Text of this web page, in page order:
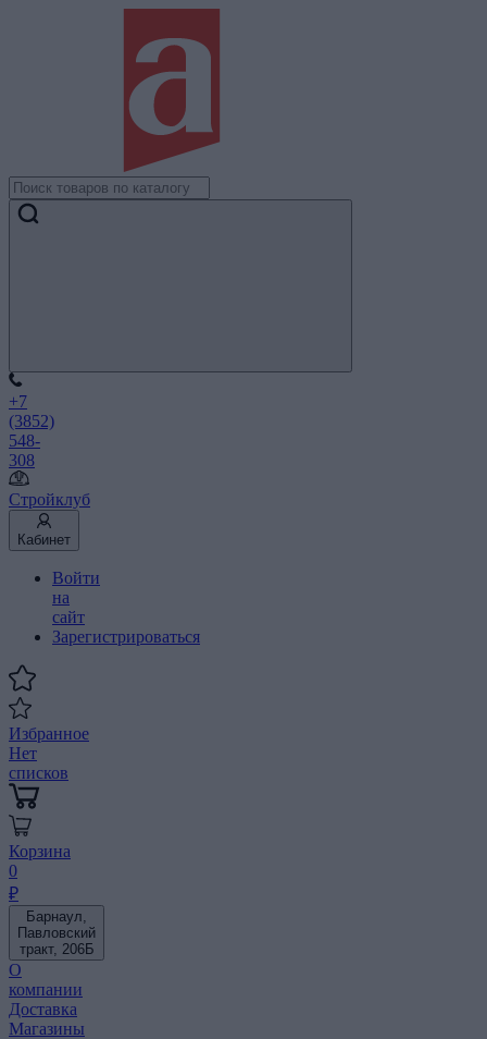
+7
(3852)
548-
308
Стройклуб
Кабинет
Войти
на
сайт
Зарегистрироваться
Избранное
Нет
списков
Корзина
0
₽
Барнаул,
Павловский
тракт, 206Б
О
компании
Доставка
Магазины